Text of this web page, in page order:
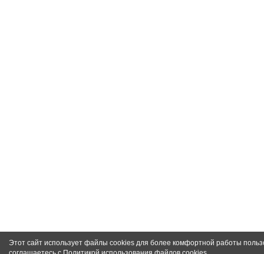
Этот сайт использует файлы cookies для более комфортной работы